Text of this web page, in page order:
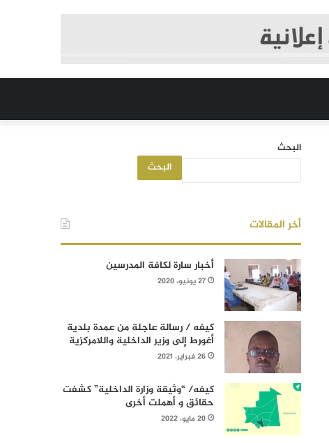
البحث
البحث
أخر المقالات
أخبار سارة لكافة المدرسين
27 يونيو، 2020
كيفه / رسالة عاجلة من عمدة بلدية
أغورط إلى وزير الداخلية واللامركزية
26 فبراير، 2021
كيفه/ “وثيقة وزارة الداخلية” كشفت
حقائق و أهملت أخرى
20 مايو، 2022